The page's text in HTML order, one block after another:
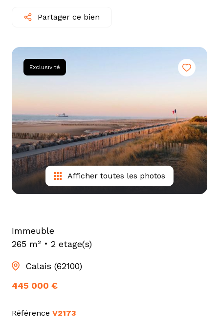
immo
tarif
Partager ce bien
Exclusivité
Afficher toutes les photos
Immeuble
265 m²
2 etage(s)
Calais (62100)
445 000 €
Référence V2173